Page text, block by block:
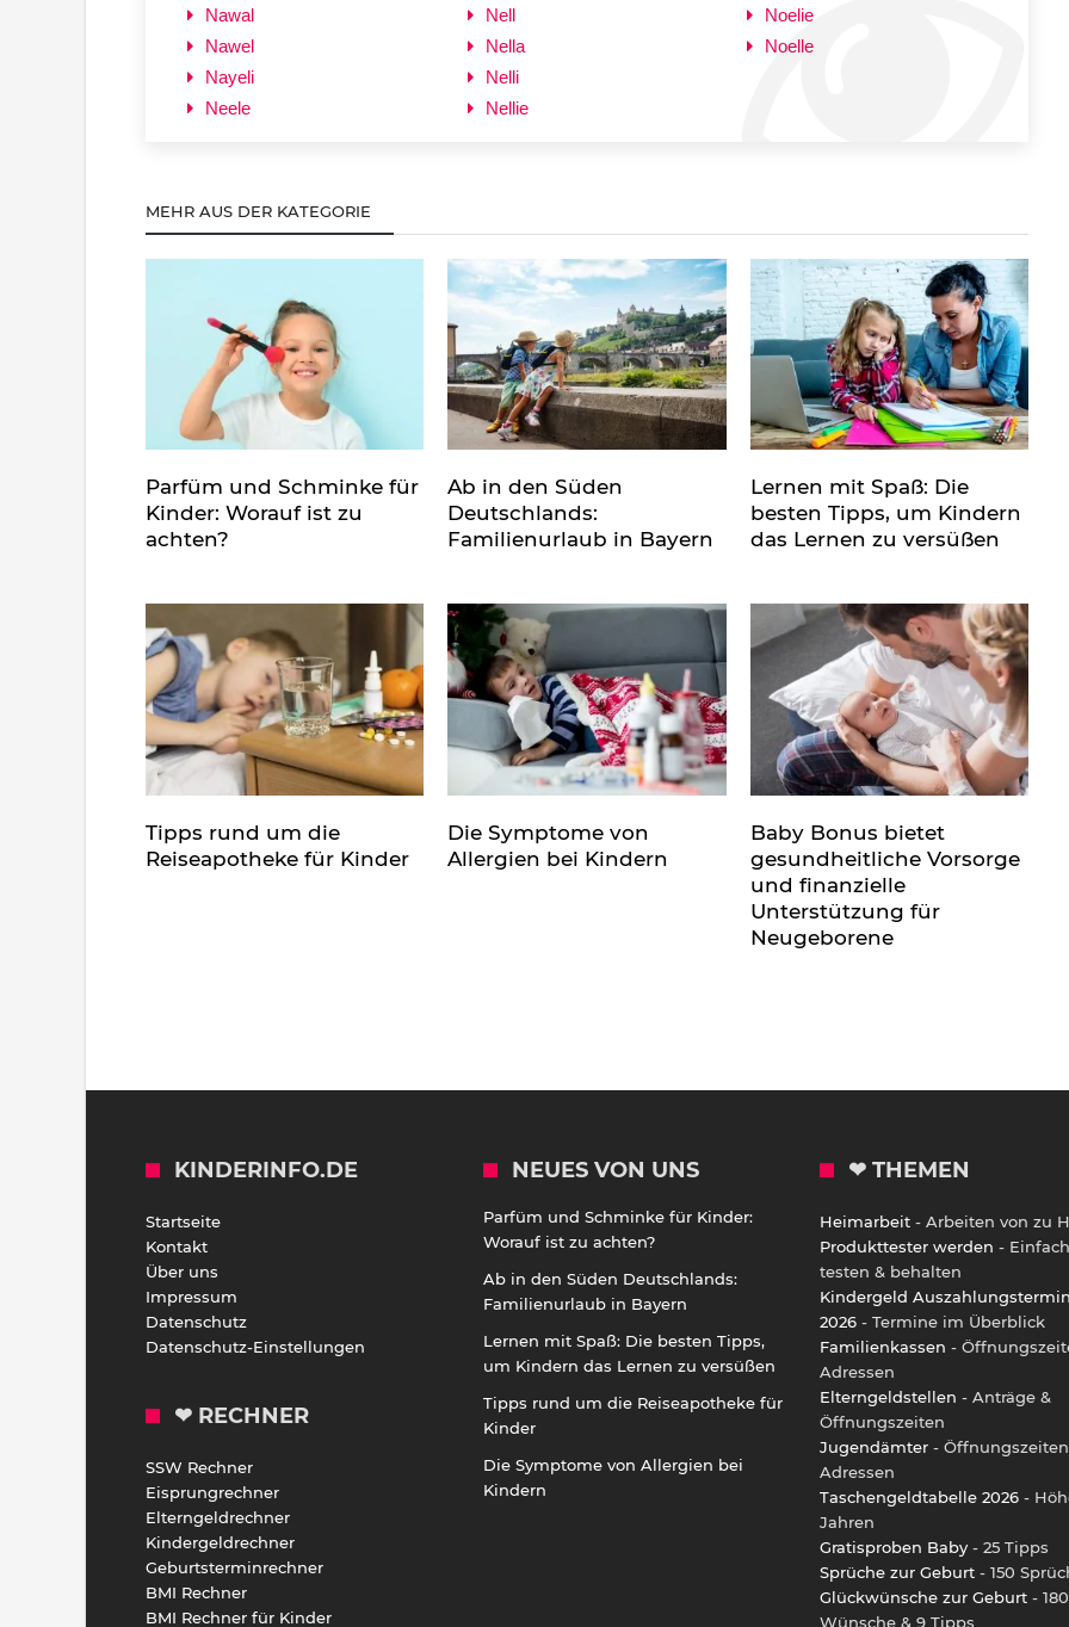
Nawal
Nawel
Nayeli
Neele
Nell
Nella
Nelli
Nellie
Noelie
Noelle
MEHR AUS DER KATEGORIE
Parfüm und Schminke für
Kinder: Worauf ist zu
achten?
Ab in den Süden
Deutschlands:
Familienurlaub in Bayern
Lernen mit Spaß: Die
besten Tipps, um Kindern
das Lernen zu versüßen
Tipps rund um die
Reiseapotheke für Kinder
Die Symptome von
Allergien bei Kindern
Baby Bonus bietet
gesundheitliche Vorsorge
und finanzielle
Unterstützung für
Neugeborene
KINDERINFO.DE
Startseite
Kontakt
Über uns
Impressum
Datenschutz
Datenschutz-Einstellungen
❤ RECHNER
SSW Rechner
Eisprungrechner
Elterngeldrechner
Kindergeldrechner
Geburtsterminrechner
BMI Rechner
BMI Rechner für Kinder
NEUES VON UNS
Parfüm und Schminke für Kinder:
Worauf ist zu achten?
Ab in den Süden Deutschlands:
Familienurlaub in Bayern
Lernen mit Spaß: Die besten Tipps,
um Kindern das Lernen zu versüßen
Tipps rund um die Reiseapotheke für
Kinder
Die Symptome von Allergien bei
Kindern
❤ THEMEN
Heimarbeit - Arbeiten von zu
Produkttester werden - Einfach
testen & behalten
Kindergeld
2026 - Termine im Überblick
Familienkassen -
Adressen
Elterngeldstellen - Anträge &
Öffnungszeiten
Jugendämter -
Adressen
Taschengeldtabelle 2026 -
Jahren
Gratisproben Baby - 25 Tipps
Sprüche zur Geburt - 150
Glückwünsche zur Geburt - 180
Wünsche & 9 Tipps